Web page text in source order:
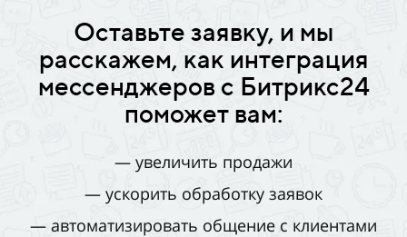
Оставьте заявку, и мы
расскажем, как интеграция
мессенджеров с Битрикс24
поможет вам:
— увеличить продажи
— ускорить обработку заявок
— автоматизировать общение с клиентами